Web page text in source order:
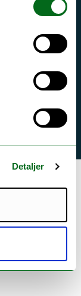
Detaljer